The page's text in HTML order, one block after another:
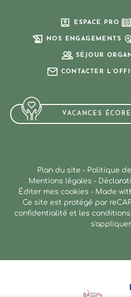
ESPACE PRO
NOS ENGAGEMENTS
SÉJOUR
CONTACTER
VACANCES
Plan du site - Politique
Mentions légales -
Éditer mes cookies - Made
Ce site est protégé par
confidentialité et les